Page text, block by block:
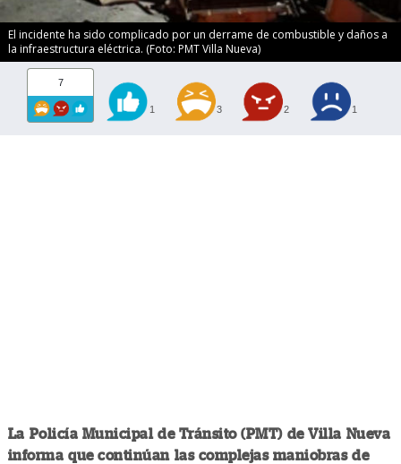
El incidente ha sido complicado por un derrame de combustible y daños a
la infraestructura eléctrica. (Foto: PMT Villa Nueva)
7
1 3 2 1
La Policía Municipal de Tránsito (PMT) de Villa Nueva
informa que continúan las complejas maniobras de